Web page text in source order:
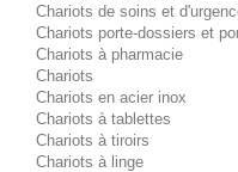
Chariots de soins et
Chariots porte-dossiers et
Chariots à pharmacie
Chariots
Chariots en acier inox
Chariots à tablettes
Chariots à tiroirs
Chariots à linge